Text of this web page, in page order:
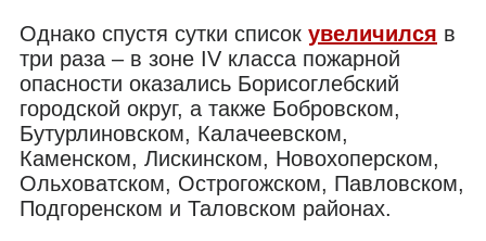
Однако спустя сутки список увеличился в
три раза – в зоне IV класса пожарной
опасности оказались Борисоглебский
городской округ, а также Бобровском,
Бутурлиновском, Калачеевском,
Каменском, Лискинском, Новохоперском,
Ольховатском, Острогожском, Павловском,
Подгоренском и Таловском районах.